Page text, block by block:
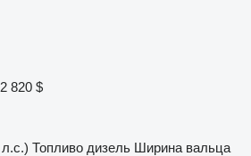
820 $
Топливо дизель Ширина вальца